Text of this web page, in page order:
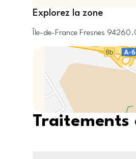
Explorez la zone
Île-de-France Fresnes
Traitements